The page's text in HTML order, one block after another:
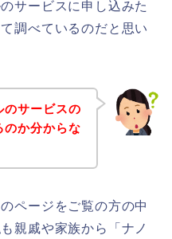
サービスに申し込みた
調べているのだと思い
のサービスの
のか分からな
ページをご覧の方の中
親戚や家族から「ナノ